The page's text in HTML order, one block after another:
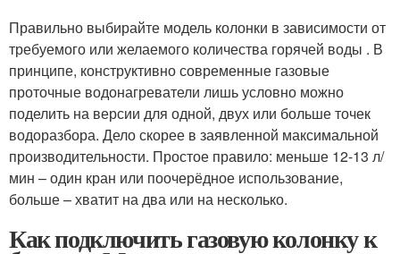
Правильно выбирайте модель колонки в зависимости от
требуемого или желаемого количества горячей воды . В
принципе, конструктивно современные газовые
проточные водонагреватели лишь условно можно
поделить на версии для одной, двух или больше точек
водоразбора. Дело скорее в заявленной максимальной
производительности. Простое правило: меньше 12-13 л/
мин – один кран или поочерёдное использование,
больше – хватит на два или на несколько.
Как подключить газовую колонку к